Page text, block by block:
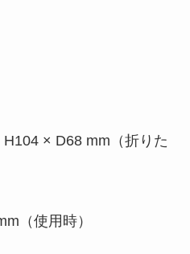
× D68 mm（折りた
（使用時）